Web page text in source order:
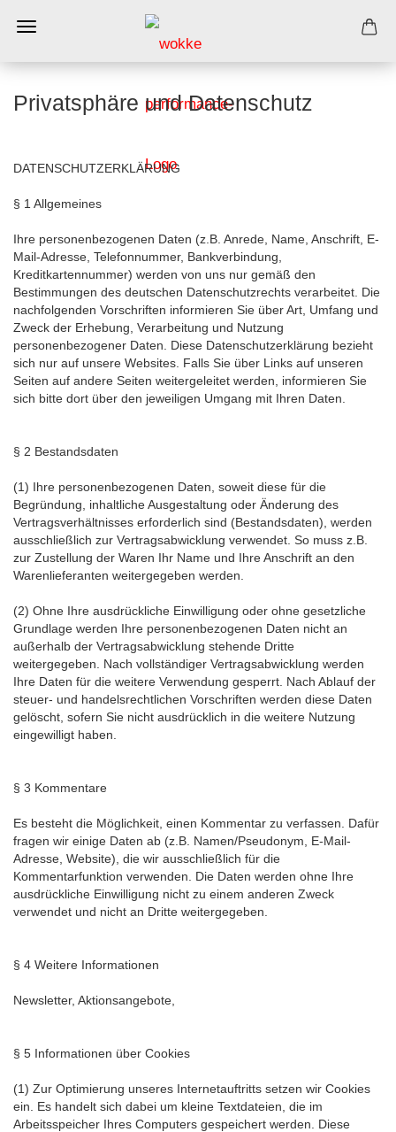
Privatsphäre und Datenschutz
DATENSCHUTZERKLÄRUNG
§ 1 Allgemeines
Ihre personenbezogenen Daten (z.B. Anrede, Name, Anschrift, E-
Mail-Adresse, Telefonnummer, Bankverbindung,
Kreditkartennummer) werden von uns nur gemäß den
Bestimmungen des deutschen Datenschutzrechts verarbeitet. Die
nachfolgenden Vorschriften informieren Sie über Art, Umfang und
Zweck der Erhebung, Verarbeitung und Nutzung
personenbezogener Daten. Diese Datenschutzerklärung bezieht
sich nur auf unsere Websites. Falls Sie über Links auf unseren
Seiten auf andere Seiten weitergeleitet werden, informieren Sie
sich bitte dort über den jeweiligen Umgang mit Ihren Daten.
§ 2 Bestandsdaten
(1) Ihre personenbezogenen Daten, soweit diese für die
Begründung, inhaltliche Ausgestaltung oder Änderung des
Vertragsverhältnisses erforderlich sind (Bestandsdaten), werden
ausschließlich zur Vertragsabwicklung verwendet. So muss z.B.
zur Zustellung der Waren Ihr Name und Ihre Anschrift an den
Warenlieferanten weitergegeben werden.
(2) Ohne Ihre ausdrückliche Einwilligung oder ohne gesetzliche
Grundlage werden Ihre personenbezogenen Daten nicht an
außerhalb der Vertragsabwicklung stehende Dritte
weitergegeben. Nach vollständiger Vertragsabwicklung werden
Ihre Daten für die weitere Verwendung gesperrt. Nach Ablauf der
steuer- und handelsrechtlichen Vorschriften werden diese Daten
gelöscht, sofern Sie nicht ausdrücklich in die weitere Nutzung
eingewilligt haben.
§ 3 Kommentare
Es besteht die Möglichkeit, einen Kommentar zu verfassen. Dafür
fragen wir einige Daten ab (z.B. Namen/Pseudonym, E-Mail-
Adresse, Website), die wir ausschließlich für die
Kommentarfunktion verwenden. Die Daten werden ohne Ihre
ausdrückliche Einwilligung nicht zu einem anderen Zweck
verwendet und nicht an Dritte weitergegeben.
§ 4 Weitere Informationen
Newsletter, Aktionsangebote,
§ 5 Informationen über Cookies
(1) Zur Optimierung unseres Internetauftritts setzen wir Cookies
ein. Es handelt sich dabei um kleine Textdateien, die im
Arbeitsspeicher Ihres Computers gespeichert werden. Diese